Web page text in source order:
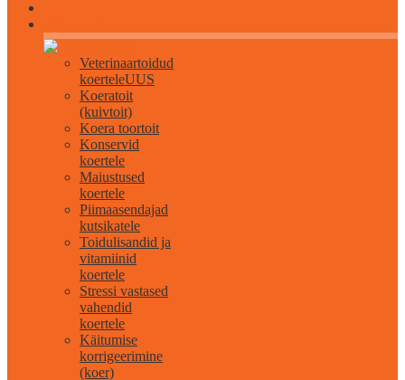
Veterinaartoidud
koerteleUUS
Koeratoit
(kuivtoit)
Koera toortoit
Konservid
koertele
Maiustused
koertele
Piimaasendajad
kutsikatele
Toidulisandid ja
vitamiinid
koertele
Stressi vastased
vahendid
koertele
Käitumise
korrigeerimine
(koer)